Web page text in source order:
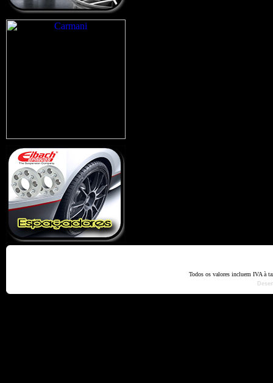
Todos os valores incluem IVA à